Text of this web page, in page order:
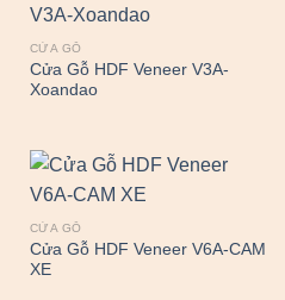
CỬA GỖ
Cửa Gỗ HDF Veneer V3A-
Xoandao
CỬA GỖ
Cửa Gỗ HDF Veneer V6A-CAM
XE